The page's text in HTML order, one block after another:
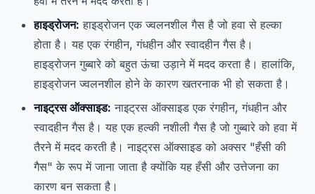
हाइड्रोजन: हाइड्रोजन एक ज्वलनशील गैस है जो हवा से हल्का
होता है। यह एक रंगहीन, गंधहीन और स्वादहीन गैस है।
हाइड्रोजन गुब्बारे को बहुत ऊंचा उड़ाने में मदद करता है। हालांकि,
हाइड्रोजन ज्वलनशील होने के कारण खतरनाक भी हो सकता है।
नाइट्रस ऑक्साइड: नाइट्रस ऑक्साइड एक रंगहीन, गंधहीन और
स्वादहीन गैस है। यह एक हल्की नशीली गैस है जो गुब्बारे को हवा में
तैरने में मदद करती है। नाइट्रस ऑक्साइड को अक्सर "हँसी की
गैस" के रूप में जाना जाता है क्योंकि यह हँसी और उत्तेजना का
कारण बन सकता है।